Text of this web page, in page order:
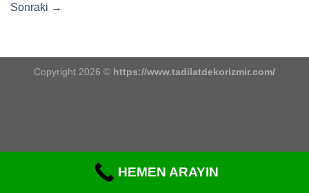
Sonraki →
Copyright 2026 © https://www.tadilatdekorizmir.com/
HEMEN ARAYIN